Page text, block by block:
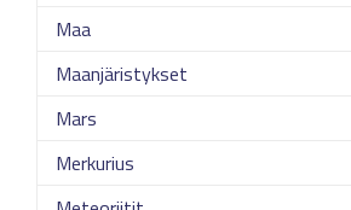
Maa
Maanjäristykset
Mars
Merkurius